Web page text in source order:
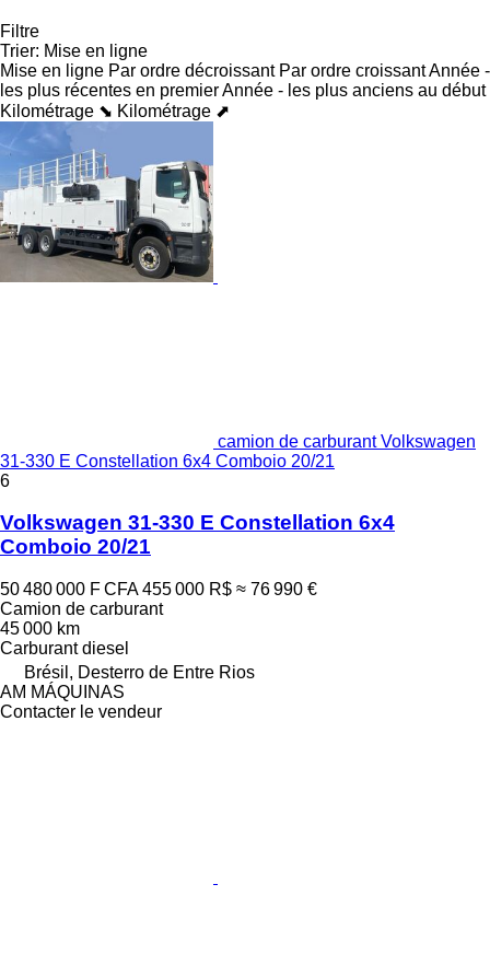
Filtre
Trier: Mise en ligne
Mise en ligne Par ordre décroissant Par ordre croissantAnnée -
les plus récentes en premierAnnée - les plus anciens au début
Kilométrage ⬊ Kilométrage ⬈
camion de carburant Volkswagen
31-330 E Constellation 6x4 Comboio 20/21
6
Volkswagen 31-330 E Constellation 6x4
Comboio 20/21
50 480 000 F CFA 455 000 R$ ≈ 76 990 €
Camion de carburant
45 000 km
Carburant diesel
Brésil, Desterro de Entre Rios
AM MÁQUINAS
Contacter le vendeur